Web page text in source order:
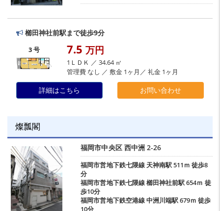
櫛田神社前駅まで徒歩9分
3 号 7.5 万円
1ＬＤＫ ／ 34.64 ㎡
管理費 なし ／ 敷金 1ヶ月／ 礼金 1ヶ月
詳細はこちら お問い合わせ
燦瓢閣
福岡市中央区 西中洲2-26
福岡市営地下鉄七隈線 天神南駅511ｍ 徒歩8
分
福岡市営地下鉄七隈線櫛田神社前駅654ｍ 徒
歩10分
福岡市営地下鉄空港線中洲川端駅679ｍ 徒歩
10分